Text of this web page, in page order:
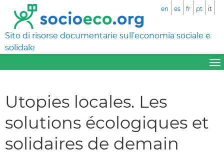
Sito di risorse documentarie sull’economia sociale e
solidale
en es fr pt it
Utopies locales. Les
solutions écologiques et
solidaires de demain